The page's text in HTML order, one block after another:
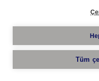
Telif Hakkı © 2019 -Tüm